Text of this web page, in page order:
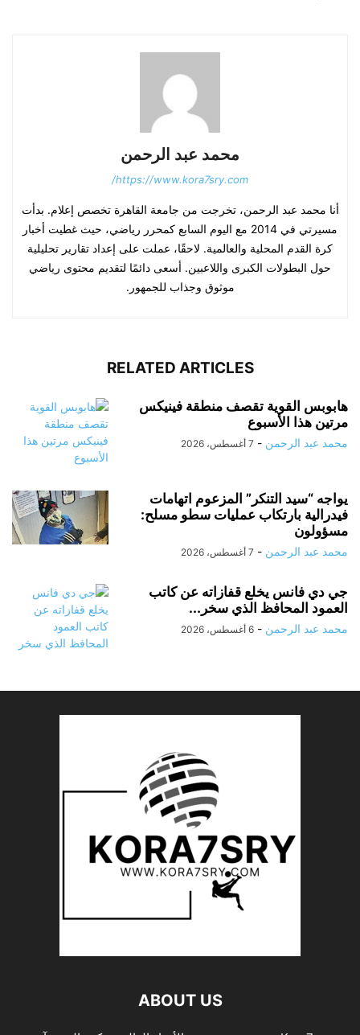
محمد عبد الرحمن
https://www.kora7sry.com/
أنا محمد عبد الرحمن، تخرجت من جامعة القاهرة تخصص إعلام. بدأت
مسيرتي في 2014 مع اليوم السابع كمحرر رياضي، حيث غطيت أخبار
كرة القدم المحلية والعالمية. لاحقًا، عملت على إعداد تقارير تحليلية
حول البطولات الكبرى واللاعبين. أسعى دائمًا لتقديم محتوى رياضي
موثوق وجذاب للجمهور.
RELATED ARTICLES
هابوبس القوية تقصف منطقة فينيكس
مرتين هذا الأسبوع
محمد عبد الرحمن - 7 أغسطس، 2026
يواجه “سيد التنكر” المزعوم اتهامات
فيدرالية بارتكاب عمليات سطو مسلح:
مسؤولون
محمد عبد الرحمن - 7 أغسطس، 2026
جي دي فانس يخلع قفازاته عن كاتب
العمود المحافظ الذي سخر...
محمد عبد الرحمن - 6 أغسطس، 2026
ABOUT US